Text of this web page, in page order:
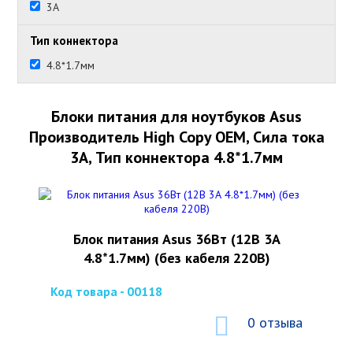
3А
Тип коннектора
4.8*1.7мм
Блоки питания для ноутбуков Asus
Производитель High Copy OEM, Сила тока
3А, Тип коннектора 4.8*1.7мм
Блок питания Asus 36Вт (12В 3А
4.8*1.7мм) (без кабеля 220В)
Код товара - 00118
0 отзыва